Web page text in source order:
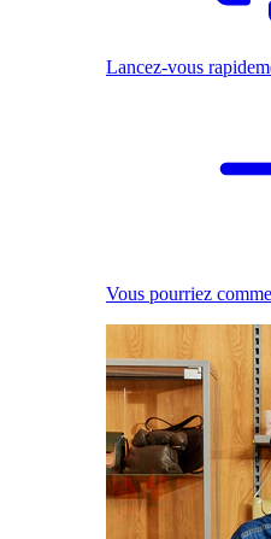
Lancez-vous
Vous pourriez